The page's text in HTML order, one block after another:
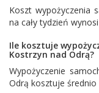
Koszt wypożyczenia
na cały tydzień
Ile kosztuje
Kostrzyn nad Odrą?
Wypożyczenie
Odrą kosztuje średnio